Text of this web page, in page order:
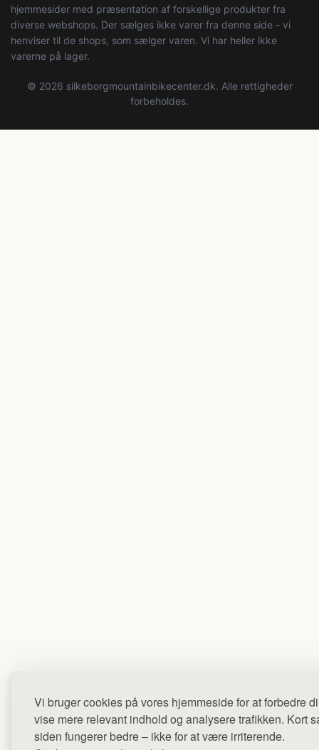
Vi bruger cookies på vores hjemmeside for at forbedre
vise mere relevant indhold og analysere trafikken. Kort
siden fungerer bedre – ikke for at være irriterende.
hjemmesider med præsentation af forskellige produkter fra
diverse webshops. Der sælges ikke varer fra denne side - vi
henviser til de shops, som sælger varen. Vi har heller ikke
varerne på lager.
© 2026 silkeborgmountainbikecenter.dk. Alle rettigheder
forbeholdes.